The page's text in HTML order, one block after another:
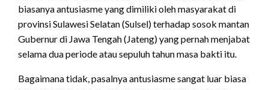
biasanya antusiasme yang dimiliki oleh masyarakat di
provinsi Sulawesi Selatan (Sulsel) terhadap sosok mantan
Gubernur di Jawa Tengah (Jateng) yang pernah menjabat
selama dua periode atau sepuluh tahun masa bakti itu.
Bagaimana tidak, pasalnya antusiasme sangat luar biasa